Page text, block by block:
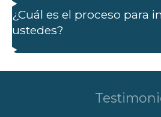
¿Cuál es el proceso para
ustedes?